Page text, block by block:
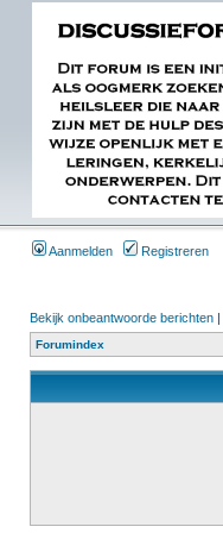
Aanmelden Registreren
Bekijk onbeantwoorde berichten |
Forumindex